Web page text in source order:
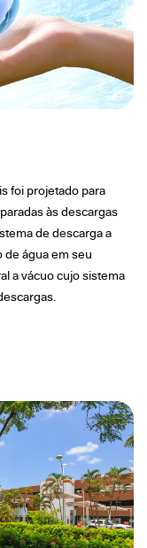
foi projetado para
às descargas
de descarga a
de água em seu
a vácuo cujo sistema